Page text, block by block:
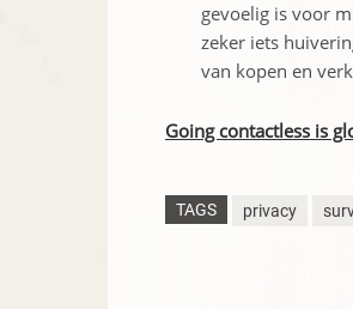
gevoelig is voor
zeker iets
van kopen en
Going contactless is
TAGS privacy